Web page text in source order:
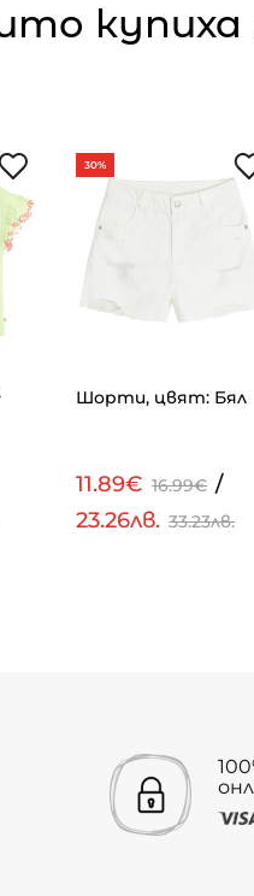
30%
Шорти, цвят: Бял
11.89€ 16.99€ /
23.26лв. 33.23лв.